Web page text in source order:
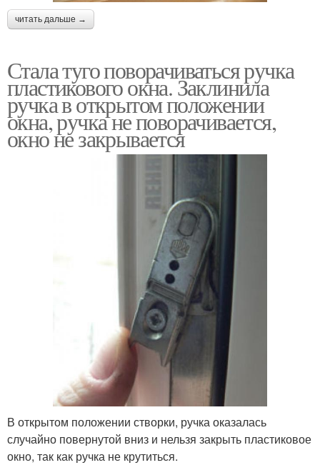
читать дальше →
Стала туго поворачиваться ручка
пластикового окна. Заклинила
ручка в открытом положении
окна, ручка не поворачивается,
окно не закрывается
В открытом положении створки, ручка оказалась
случайно повернутой вниз и нельзя закрыть пластиковое
окно, так как ручка не крутиться.